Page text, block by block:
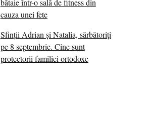
bătaie într-o sală de fitness din
cauza unei fete
Sfinții Adrian și Natalia, sărbătoriți
pe 8 septembrie. Cine sunt
protectorii familiei ortodoxe